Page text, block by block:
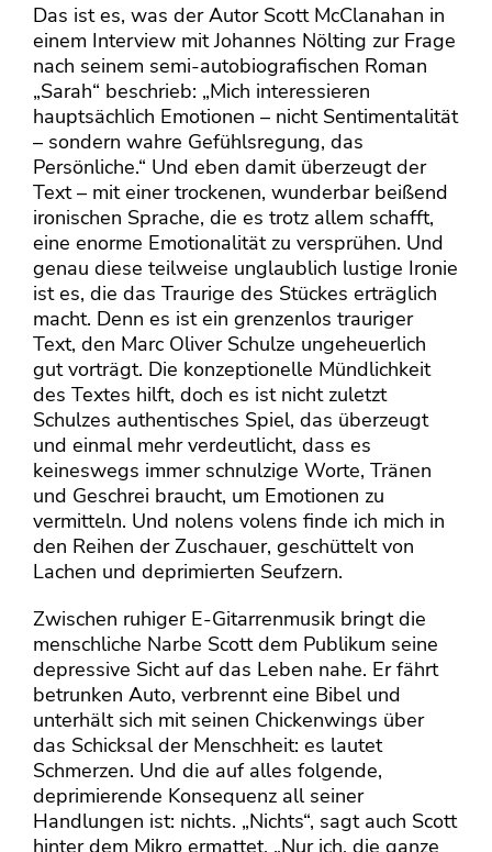
Das ist es, was der Autor Scott McClanahan in
einem Interview mit Johannes Nölting zur Frage
nach seinem semi-autobiografischen Roman
„Sarah“ beschrieb: „Mich interessieren
hauptsächlich Emotionen – nicht Sentimentalität
– sondern wahre Gefühlsregung, das
Persönliche.“ Und eben damit überzeugt der
Text – mit einer trockenen, wunderbar beißend
ironischen Sprache, die es trotz allem schafft,
eine enorme Emotionalität zu versprühen. Und
genau diese teilweise unglaublich lustige Ironie
ist es, die das Traurige des Stückes erträglich
macht. Denn es ist ein grenzenlos trauriger
Text, den Marc Oliver Schulze ungeheuerlich
gut vorträgt. Die konzeptionelle Mündlichkeit
des Textes hilft, doch es ist nicht zuletzt
Schulzes authentisches Spiel, das überzeugt
und einmal mehr verdeutlicht, dass es
keineswegs immer schnulzige Worte, Tränen
und Geschrei braucht, um Emotionen zu
vermitteln. Und nolens volens finde ich mich in
den Reihen der Zuschauer, geschüttelt von
Lachen und deprimierten Seufzern.
Zwischen ruhiger E-Gitarrenmusik bringt die
menschliche Narbe Scott dem Publikum seine
depressive Sicht auf das Leben nahe. Er fährt
betrunken Auto, verbrennt eine Bibel und
unterhält sich mit seinen Chickenwings über
das Schicksal der Menschheit: es lautet
Schmerzen. Und die auf alles folgende,
deprimierende Konsequenz all seiner
Handlungen ist: nichts. „Nichts“, sagt auch Scott
hinter dem Mikro ermattet. „Nur ich, die ganze